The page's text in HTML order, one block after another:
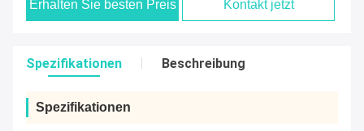
Erhalten Sie besten Preis Kontakt jetzt
Spezifikationen Beschreibung
Spezifikationen